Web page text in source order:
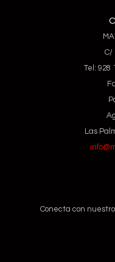
C/
Tel: 928
Las
Conecta con